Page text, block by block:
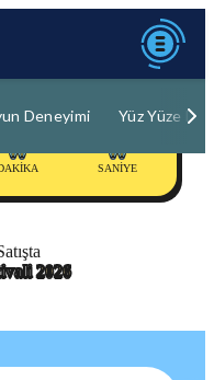
Deneyimi Yüz Yüze
00 00
SANIYE
2026